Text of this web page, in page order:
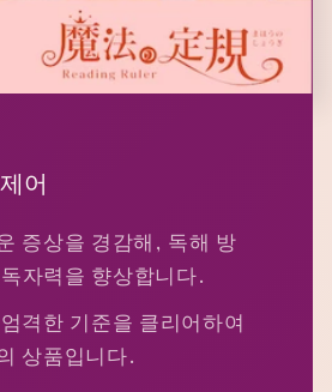
어
증상을 경감해, 독해 방
자력을 향상합니다.
격한 기준을 클리어하여
상품입니다.